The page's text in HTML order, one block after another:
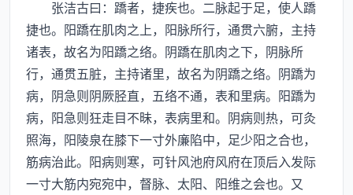
张洁古曰：蹻者，捷疾也。二脉起于足，使人蹻
捷也。阳蹻在肌肉之上，阳脉所行，通贯六腑，主持
诸表，故名为阳蹻之络。阴蹻在肌肉之下，阴脉所
行，通贯五脏，主持诸里，故名为阴蹻之络。阴蹻为
病，阴急则阴厥胫直，五络不通，表和里病。阳蹻为
病，阳急则狂走目不昧，表病里和。阴病则热，可灸
照海，阳陵泉在膝下一寸外廉陷中，足少阳之合也，
筋病治此。阳病则寒，可针风池府风府在顶后入发际
一寸大筋内宛宛中，督脉、太阳、阳维之会也。又